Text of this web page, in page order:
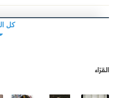
كل
القرّاء